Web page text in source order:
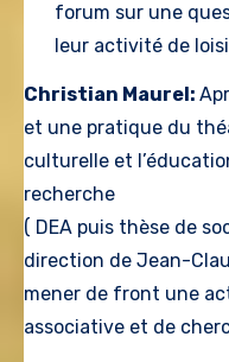
forum sur une
leur activité de
Christian Maurel:
et une pratique du
culturelle et
recherche
( DEA puis thèse de
direction de Jean-
mener de front une
associative et de